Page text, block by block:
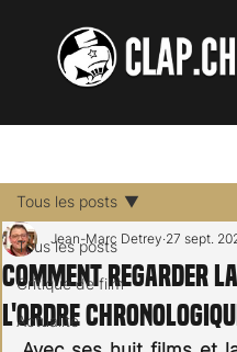
Tous les posts
Critique de film
Actualité
Tous les posts
Comment regarder
l'ordre
Jean-Marc Detrey 27 sept.